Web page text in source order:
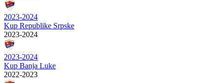
2023-2024
Kup Republike Srpske
2023-2024
2023-2024
Kup Banja Luke
2022-2023